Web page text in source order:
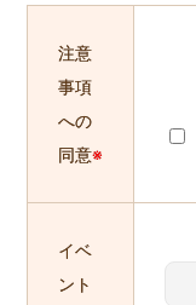
注意
事項
への
同意※
イベ
ント